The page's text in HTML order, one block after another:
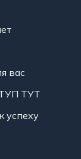
вас
ТУТ
успеху